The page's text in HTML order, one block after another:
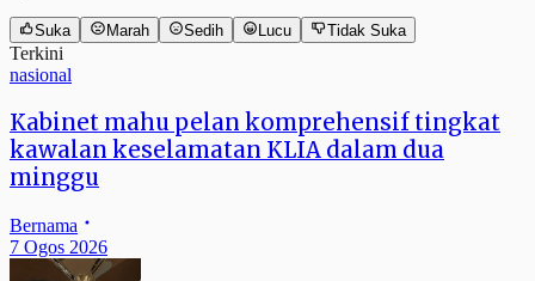
Suka Marah Sedih Lucu Tidak Suka
Terkini
nasional
Kabinet mahu pelan komprehensif tingkat
kawalan keselamatan KLIA dalam dua
minggu
Bernama
7 Ogos 2026